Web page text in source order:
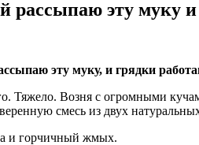
рассыпаю эту муку
эту муку, и грядки
Тяжело. Возня с огромными
смесь из двух
и горчичный жмых.